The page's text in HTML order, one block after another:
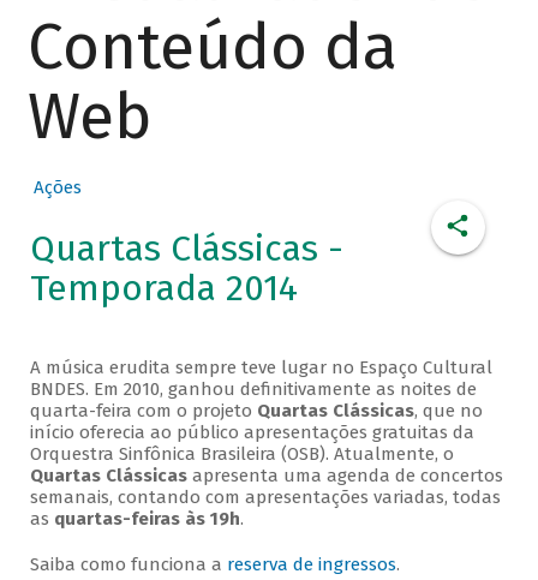
Conteúdo da
Web
Ações
Quartas Clássicas -
Temporada 2014
A música erudita sempre teve lugar no Espaço Cultural
BNDES. Em 2010, ganhou definitivamente as noites de
quarta-feira com o projeto Quartas Clássicas, que no
início oferecia ao público apresentações gratuitas da
Orquestra Sinfônica Brasileira (OSB). Atualmente, o
Quartas Clássicasapresenta uma agenda de concertos
semanais, contando com apresentações variadas, todas
as quartas-feiras às 19h.
Saiba como funciona a reserva de ingressos.